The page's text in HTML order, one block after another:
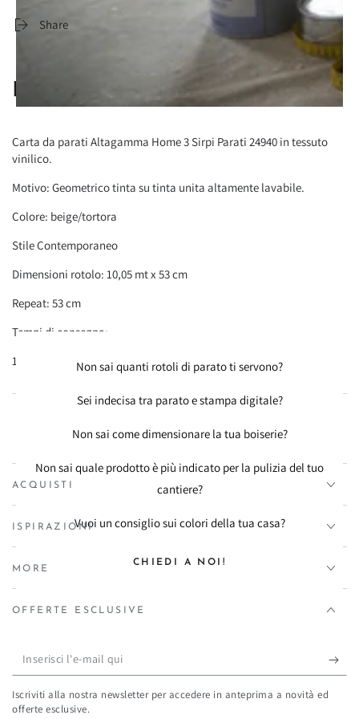
Non sai quanti rotoli di parato ti servono?
Sei indecisa tra parato e stampa digitale?
Non sai come dimensionare la tua boiserie?
Non sai quale prodotto è più indicato per la pulizia del tuo
cantiere?
Vuoi un consiglio sui colori della tua casa?
CHIEDI A NOI!
Share
Descrizione Prodotto
Carta da parati Altagamma Home 3 Sirpi Parati 24940 in tessuto
vinilico.
Motivo: Geometrico tinta su tinta unita altamente lavabile.
Colore: beige/tortora
Stile Contemporaneo
Dimensioni rotolo: 10,05 mt x 53 cm
Repeat: 53 cm
Tempi di consegna:
10/12 gg lavorativi con spedizione in tutta Italia
ACQUISTI
ISPIRAZIONI
MORE
OFFERTE ESCLUSIVE
Inserisci
l'e-
mail
Iscriviti alla nostra newsletter per accedere in anteprima a novità ed
offerte esclusive.